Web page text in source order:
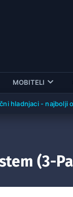
MOBITELI
- najbolji
(3-